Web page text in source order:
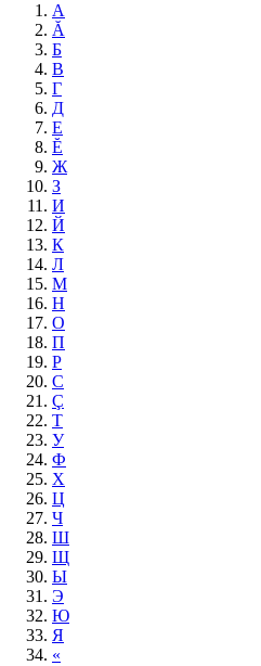
А
Ă
Б
В
Г
Д
Е
Ĕ
Ж
З
И
Й
К
Л
М
Н
О
П
Р
С
Ç
Т
У
Ф
Х
Ц
Ч
Ш
Щ
Ы
Э
Ю
Я
«